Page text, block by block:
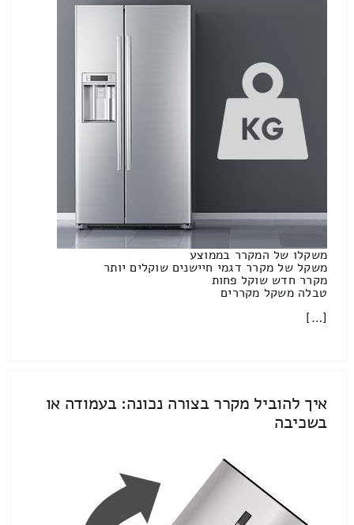
משקלו של המקרר בממוצע
משקל של מקרר דגמי חיישנים שוקלים יותר
מקרר חדש שוקל פחות
טבלה משקל מקררים
[…]
איך להוביל מקרר בצורה נכונה: בעמודה או
בשכיבה